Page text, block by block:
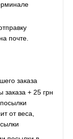
почте.
заказа
+ 25 грн
от веса,